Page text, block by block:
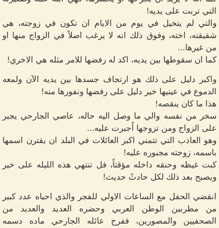
التي تربت على يديه!
والتي لم يتخيل في يوم من الايام ان تكون في زوجته، هي
شقيقته، اخته، وفوق ذلك انه لا يرغب اصلاً في الزواج منها او
من غيرها...
كما ان سقوطها بين يديه، اكد له رفضها للامر مثله هي الاخري!
واكبر دليل على ذلك هو ارتجاف جسدها بين يديه الآن ولمعه
الدموع في عينيها خير دليل على رفضها ونفورها منه!
هذا ما كان ينقصه!
سخر من نفسه والي ما وصل اليه حاله، عاصي الجارحي يجبر
على الزواج ومن تزوجها اُجبرت عليه...
وهو العاذب التي تتمني اكبر العائلات في البلد ان يقترن اسمها
باسمه، زوجته مجبوره عليه!
كبت غيظه وحنقه داخله مؤقتاً، فل تنتهي هذه الليله على خير
ويصبح بعد ذلك لكل حادثً حديث!
انقضي الحفل مع الساعات الاولي للفجر والذي احياه عدد كبير
من مطربين الوطن العربي وحضره العديد والعديد من
الصحفيين والمصورين، ففرح عائله الجارحي ماده دسمه